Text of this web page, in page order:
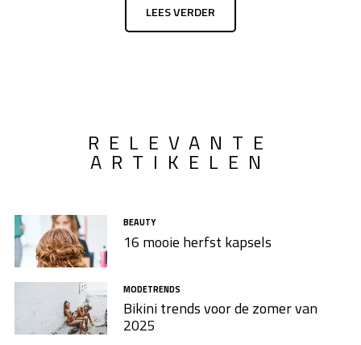
LEES VERDER
RELEVANTE
ARTIKELEN
BEAUTY
16 mooie herfst kapsels
MODETRENDS
Bikini trends voor de zomer van
2025